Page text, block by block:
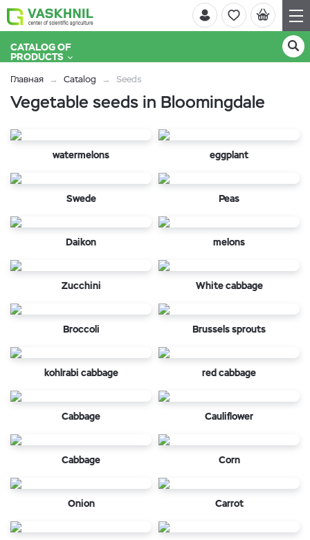
CATALOG OF
PRODUCTS
Главная Catalog Seeds
Vegetable seeds in Bloomingdale
watermelons eggplant
Swede Peas
Daikon melons
Zucchini White cabbage
Broccoli Brussels sprouts
kohlrabi cabbage red cabbage
Cabbage Cauliflower
Cabbage Corn
Onion Carrot